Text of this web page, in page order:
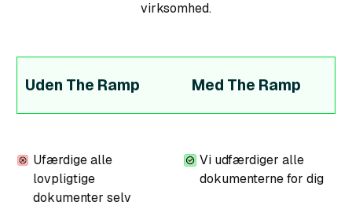
virksomhed.
Uden The Ramp Med The Ramp
Ufærdige alle
lovpligtige
dokumenter selv
Vi udfærdiger alle
dokumenterne for dig